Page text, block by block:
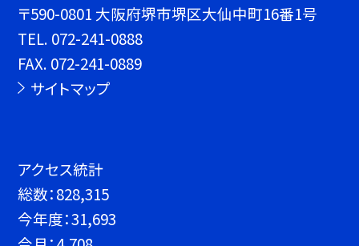
〒590-0801 大阪府堺市堺区大仙中町16番1号
TEL. 072-241-0888
FAX. 072-241-0889
サイトマップ
アクセス統計
総数：828,315
今年度：31,693